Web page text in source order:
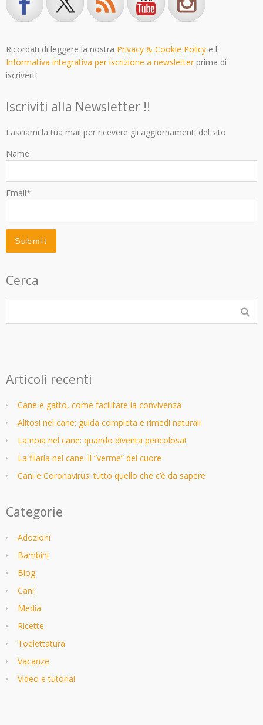
Ricordati di leggere la nostra Privacy & Cookie Policy e l'
Informativa integrativa per iscrizione a newsletterprima di
iscriverti
Iscriviti alla Newsletter !!
Lasciami la tua mail per ricevere gli aggiornamenti del sito
Name
Email*
Cerca
Articoli recenti
Cane e gatto, come facilitare la convivenza
Alitosi nel cane: guida completa e rimedi naturali
La noia nel cane: quando diventa pericolosa!
La filaria nel cane: il “verme” del cuore
Cani e Coronavirus: tutto quello che c’è da sapere
Categorie
Adozioni
Bambini
Blog
Cani
Media
Ricette
Toelettatura
Vacanze
Video e tutorial